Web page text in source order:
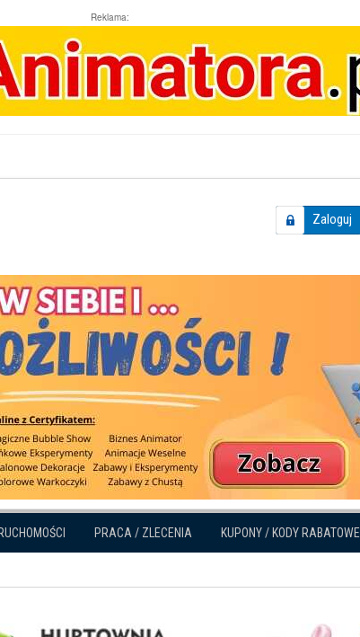
Reklama:
Zaloguj
PRACA / ZLECENIA KUPONY / KODY RABATOWE